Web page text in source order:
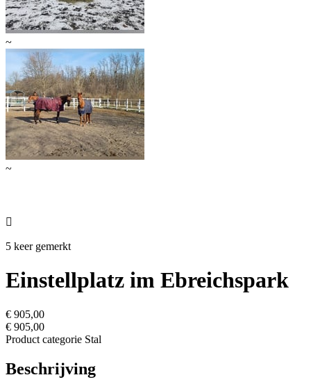
~
~

5 keer gemerkt
Einstellplatz im Ebreichspark
€ 905,00
€ 905,00
Product categorie Stal
Beschrijving